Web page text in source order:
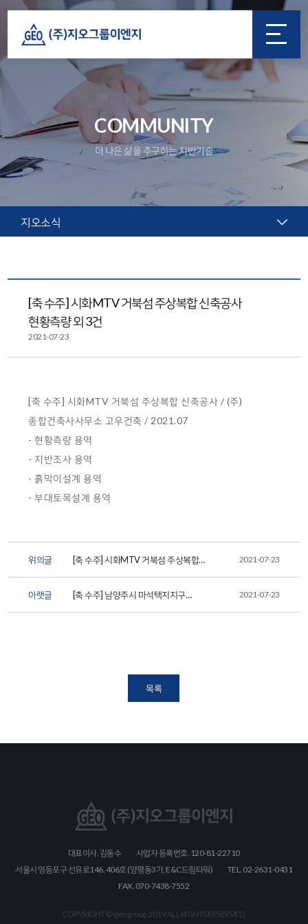
COMMUNITY
더 나은 삶을 추구하는 지반기술
지오소식
[축 수주] 시화MTV 거북섬 주상복합 신축공사
현황측량 외 3건
2021-07-23
[축 수주] 시화MTV 거북섬 주상복합 신축공사 / (주)
종합건축사사무소 고우건축 / 2021.07
- 현황측량 용역
- 지반조사 용역
- 흙막이설계 용역
- 부대토목설계 용역
위의글
[축 수주] 시화MTV 거북섬 주상복합
신축공사 소규모지하안
2021-07-23
아랫글
[축 수주] 남양주시 마석택지지구
테라스하우스 신축공사 부...
2021-07-23
목록
대표이사. 김동수
사업자 등록번호. 120-81-22710
서울시 영등포구 선유로146, 406호 (양평동3가, E&C드림타워)
TEL. 02-2631-0431
FAX. 070-7438-7552
COPYRIGHT © geo group 2019 ALL RIGHTS RESERVED.